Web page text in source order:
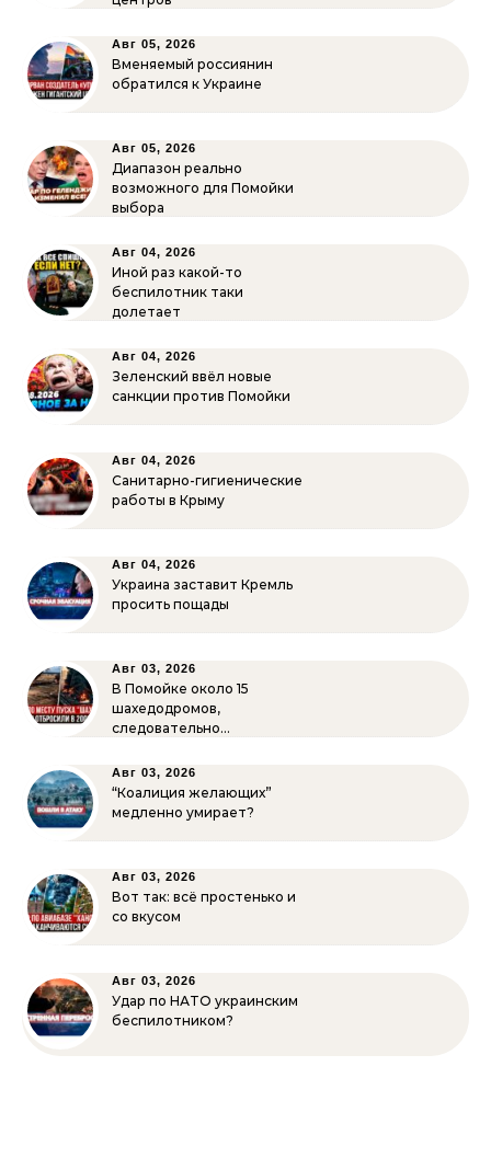
Авг 05, 2026
Вменяемый россиянин
обратился к Украине
Авг 05, 2026
Диапазон реально
возможного для Помойки
выбора
Авг 04, 2026
Иной раз какой-то
беспилотник таки
долетает
Авг 04, 2026
Зеленский ввёл новые
санкции против Помойки
Авг 04, 2026
Санитарно-гигиенические
работы в Крыму
Авг 04, 2026
Украина заставит Кремль
просить пощады
Авг 03, 2026
В Помойке около 15
шахедодромов,
следовательно…
Авг 03, 2026
“Коалиция желающих”
медленно умирает?
Авг 03, 2026
Вот так: всё простенько и
со вкусом
Авг 03, 2026
Удар по НАТО украинским
беспилотником?